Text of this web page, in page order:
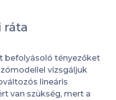
ráta
befolyásoló tényezőket
vizsgáljuk
lineáris
van szükség, mert a